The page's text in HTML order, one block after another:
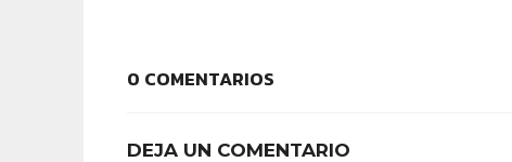
0 COMENTARIOS
DEJA UN COMENTARIO